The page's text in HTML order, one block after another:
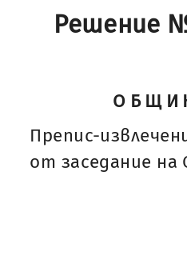
Решение
Препис-
от заседание на